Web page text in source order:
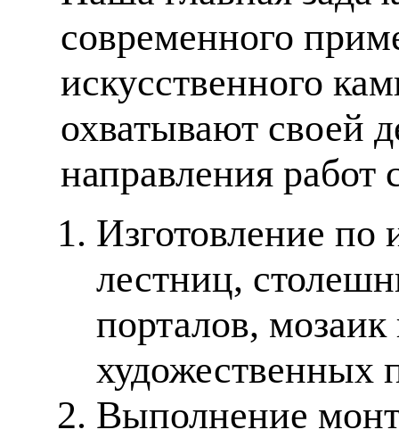
современного
искусственного
охватывают своей
направления работ
Изготовление по
лестниц,
порталов,
художественных
Выполнение